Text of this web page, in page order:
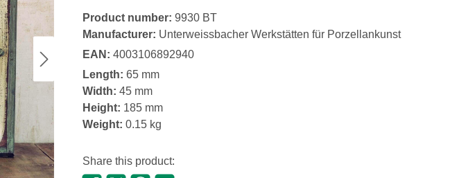
Product number: 9930 BT
Manufacturer: Unterweissbacher Werkstätten für Porzellankunst
EAN: 4003106892940
Length: 65 mm
Width: 45 mm
Height: 185 mm
Weight: 0.15 kg
Share this product: